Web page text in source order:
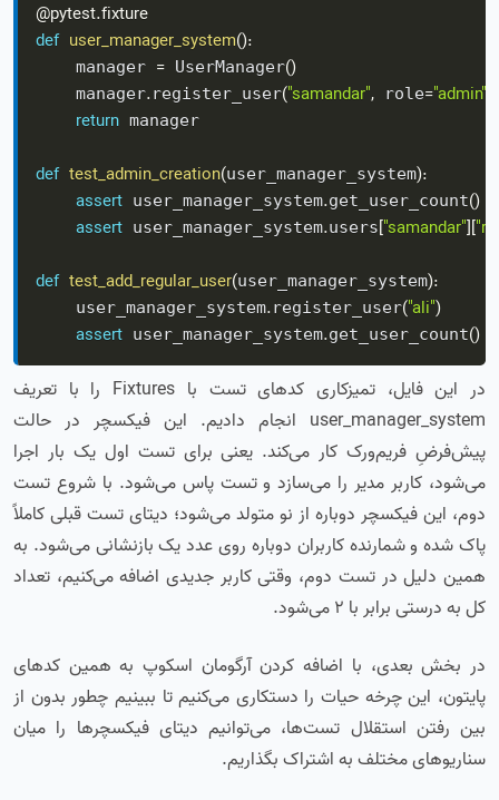
@pytest.fixture
def user_manager_system():
    manager
= UserManager()
    manager
.register_user("samandar", role="admin"
return manager
def test_admin_creation(user_manager_system):
assert user_manager_system.get_user_count()
assert user_manager_system.users["samandar"][
def test_add_regular_user(user_manager_system):
    user_manager_system
.register_user("ali")
assert user_manager_system.get_user_count()
در این فایل، تمیزکاری کدهای تست با Fixtures را با تعریف
user_manager_system انجام دادیم. این فیکسچر در حالت
پیش‌فرضِ فریم‌ورک کار می‌کند. یعنی برای تست اول یک بار اجرا
می‌شود، کاربر مدیر را می‌سازد و تست پاس می‌شود. با شروع تست
دوم، این فیکسچر دوباره از نو متولد می‌شود؛ دیتای تست قبلی کاملاً
پاک شده و شمارنده کاربران دوباره روی عدد یک بازنشانی می‌شود. به
همین دلیل در تست دوم، وقتی کاربر جدیدی اضافه می‌کنیم، تعداد
کل به درستی برابر با ۲ می‌شود.
در بخش بعدی، با اضافه کردن آرگومان اسکوپ به همین کدهای
پایتون، این چرخه حیات را دستکاری می‌کنیم تا ببینیم چطور بدون از
بین رفتن استقلال تست‌ها، می‌توانیم دیتای فیکسچرها را میان
سناریوهای مختلف به اشتراک بگذاریم.